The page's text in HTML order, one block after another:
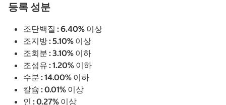
등록 성분
조단백질 : 6.40% 이상
조지방 : 5.10% 이상
조회분 : 3.10% 이하
조섬유 : 1.20% 이하
수분 : 14.00% 이하
칼슘 : 0.01% 이상
인 : 0.27% 이상